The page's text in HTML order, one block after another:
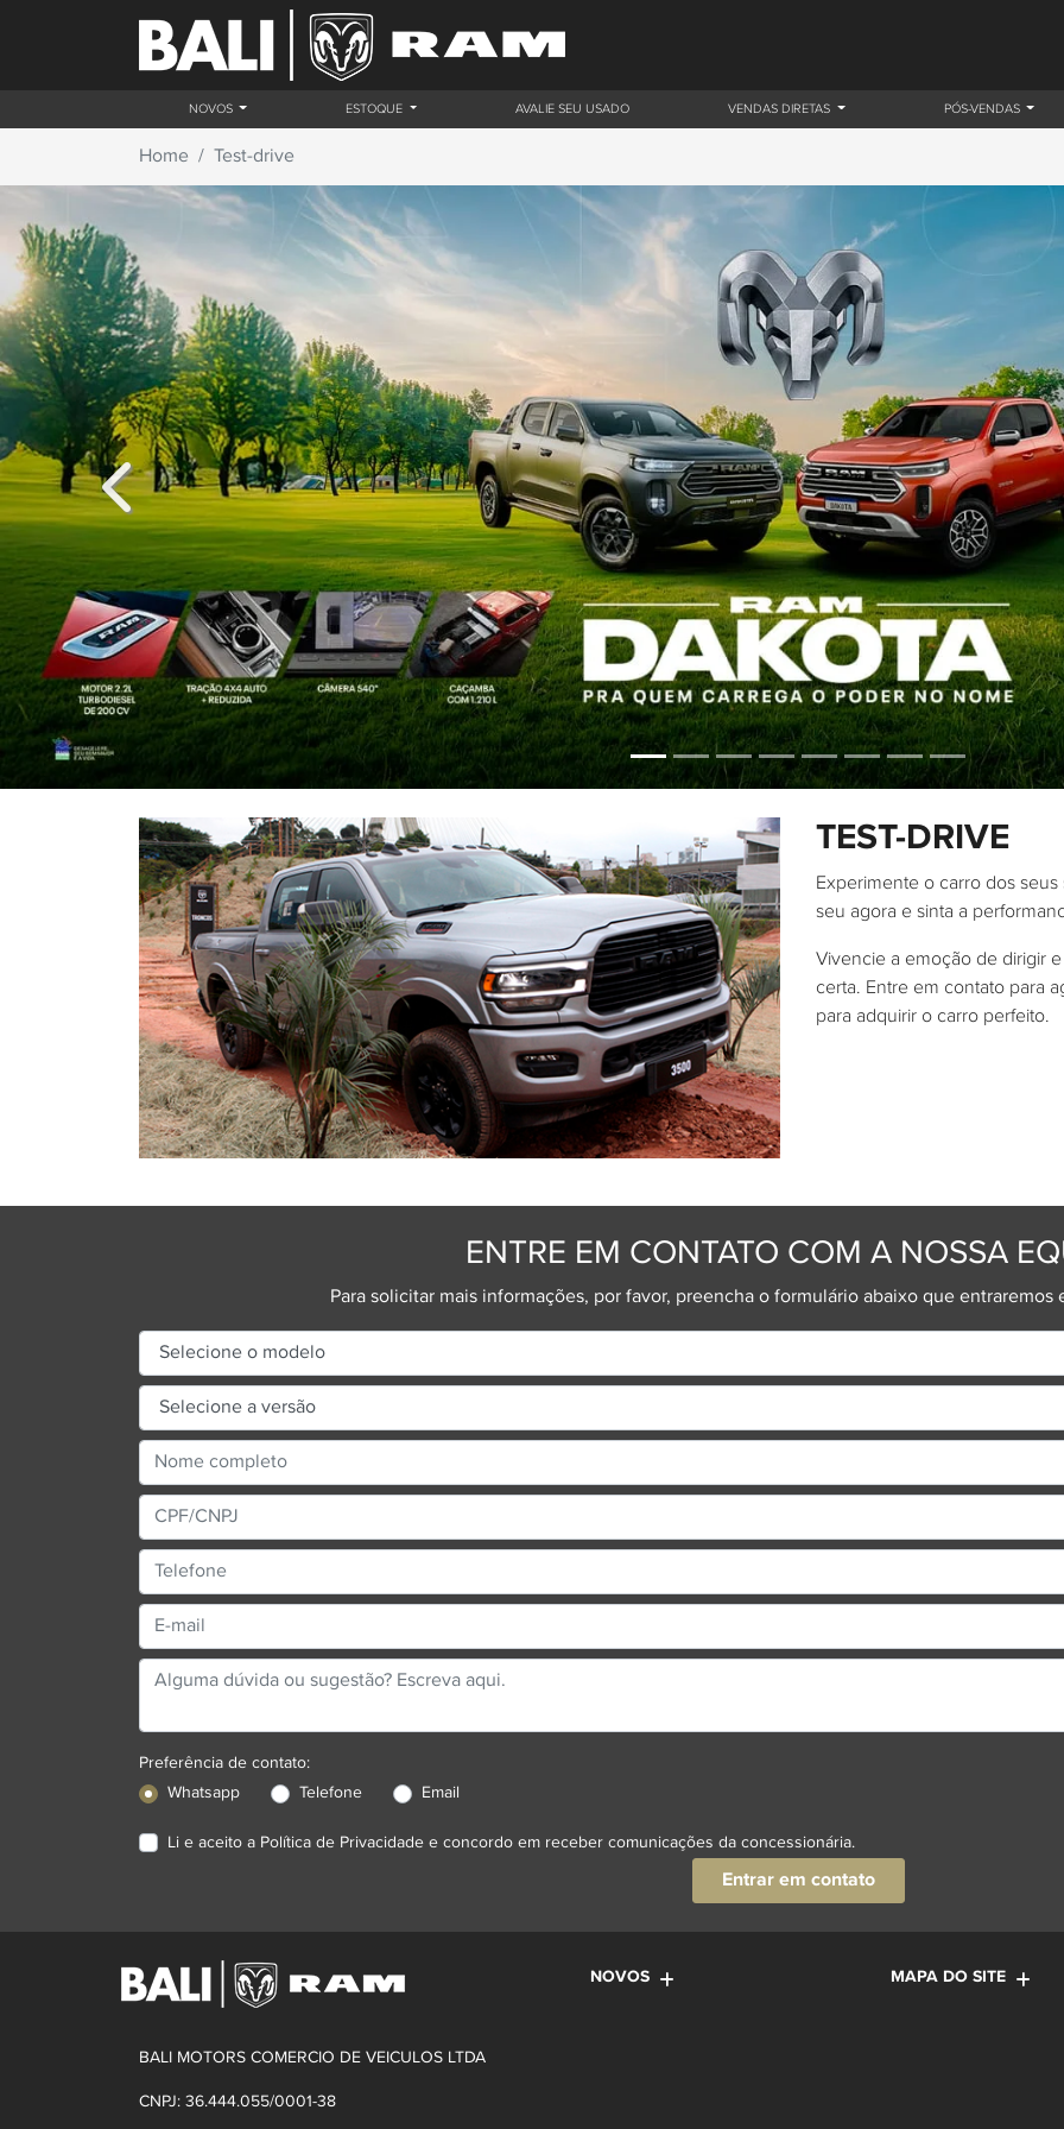
NOVOS ESTOQUE AVALIE SEU USADO VENDAS DIRETAS PÓS-VENDAS
Home Test-drive
templates.template-01.components.carousel.texts.control_prev
TEST-DRIVE
seu agora e sinta a
Vivencie a emoção de dirigir
para adquirir o carro perfeito.
Para solicitar mais informações, por favor, preencha o formulário abaixo que entraremos